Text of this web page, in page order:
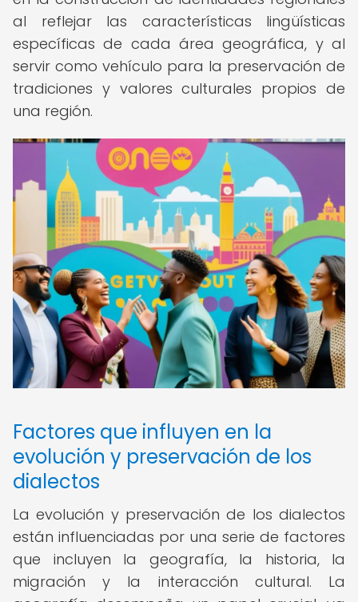
al reflejar las características lingüísticas
específicas de cada área geográfica, y al
servir como vehículo para la preservación de
tradiciones y valores culturales propios de
una región.
Factores que influyen en la
evolución y preservación de los
dialectos
La evolución y preservación de los dialectos
están influenciadas por una serie de factores
que incluyen la geografía, la historia, la
migración y la interacción cultural. La